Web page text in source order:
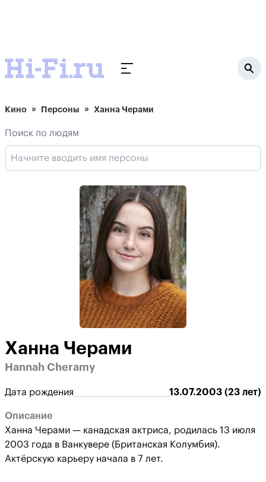
Кино Персоны Ханна Черами
Поиск по людям
Ханна Черами
Hannah Cheramy
Дата рождения 13.07.2003 (23 лет)
Описание
Ханна Черами — канадская актриса, родилась 13 июля
2003 года в Ванкувере (Британская Колумбия).
Актёрскую карьеру начала в 7 лет.